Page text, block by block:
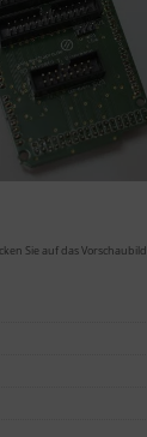
Sie auf das Vorschaubild